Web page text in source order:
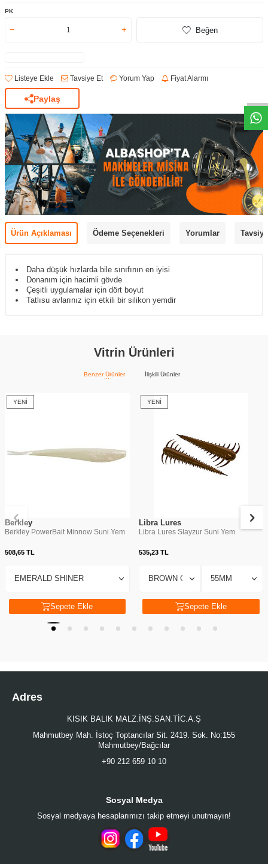
PK
Beğen
Listeye Ekle Tavsiye Et Yorum Yap Fiyat Alarmı
Paylaş
Ürün Açıklaması Ödeme Seçenekleri Yorumlar
Daha düşük hızlarda bile sınıfının en iyisi
Donanım için hacimli gövde
Çeşitli uygulamalar için dört boyut
Tatlısu avlarınız için etkili bir silikon yemdir
Vitrin Ürünleri
Benzer Ürünler İlişkili Ürünler
YENI
Berkley
Berkley PowerBait Minnow Suni Yem
508,65 TL
Sepete Ekle
YENI
Libra Lures
Libra Lures Slayzur Suni Yem
535,23TL
Sepete Ekle
Adres
KISIK BALIK MALZ.İNŞ.SAN.TİC.A.Ş
Mahmutbey Mah. İstoç Toptancılar Sit. 2419. Sok. No:155
Mahmutbey/Bağcılar
+90 212 659 10 10
Sosyal Medya
Sosyal medyaya hesaplarımızı takip etmeyi unutmayın!